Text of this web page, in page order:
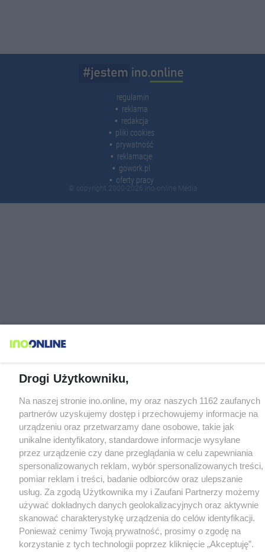
regulamin
reklama
redakcja
pliki cookies
prywatność
reklamacje
gowork.pl
oferty pracy
© copyright 2000-2026 Ino-online Media
Drogi Użytkowniku,
Na naszej stronie ino.online, my oraz naszych 1162 zaufanych
partnerów uzyskujemy dostęp i przechowujemy informacje na
urządzeniu oraz przetwarzamy dane osobowe, takie jak
unikalne identyfikatory, standardowe informacje wysyłane
przez urządzenie czy dane przeglądania w celu zapewniania
spersonalizowanych reklam, wybór spersonalizowanych treści,
pomiar reklam i treści, badanie odbiorców oraz ulepszanie
usług. Za zgodą Użytkownika my i Zaufani Partnerzy możemy
używać dokładnych danych geolokalizacyjnych oraz aktywnie
skanować charakterystykę urządzenia do celów identyfikacji.
Ponieważ cenimy Twoją prywatność, prosimy o zgodę na
korzystanie z tych technologii poprzez kliknięcie „Akceptuję”.